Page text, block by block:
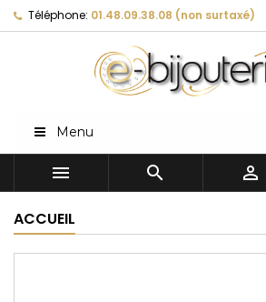
Téléphone: 01.48.09.38.08 (non surtaxé)
Menu
  
ACCUEIL